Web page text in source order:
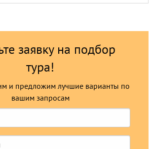
заявку на подбор
тура!
и предложим лучшие варианты по
вашим запросам